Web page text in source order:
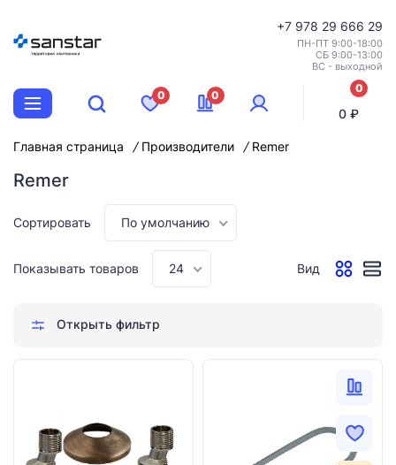
+7 978 29 666 29
ПН-ПТ 9:00-18:00
СБ 9:00-13:00
ВС - выходной
0 0
0
позиций
0 ₽
Главная страница Производители Remer
Remer
Сортировать По умолчанию
Показывать товаров 24 Вид
Открыть фильтр